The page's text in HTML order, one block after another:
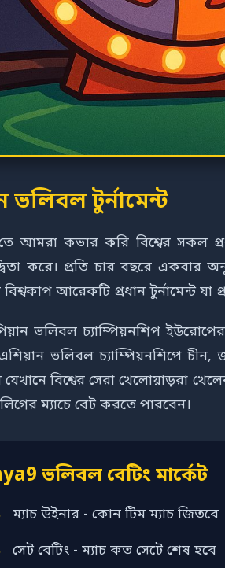
ভলিবল টুর্নামেন্ট
আমরা কভার করি বিশ্বের সকল
করে। প্রতি চার বছরে
আরেকটি প্রধান টুর্নামেন্ট যা
ভলিবল চ্যাম্পিয়নশিপ ইউরোপের
ভলিবল চ্যাম্পিয়নশিপে চীন,
যেখানে বিশ্বের সেরা খেলোয়াড়রা
ম্যাচে বেট করতে পারবেন।
ভলিবল বেটিং মার্কেট
ম্যাচ উইনার - কোন টিম ম্যাচ জিতবে
সেট বেটিং - ম্যাচ কত সেটে শেষ হবে